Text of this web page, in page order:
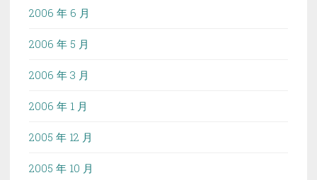
2006 年 6 月
2006 年 5 月
2006 年 3 月
2006 年 1 月
2005 年 12 月
2005 年 10 月